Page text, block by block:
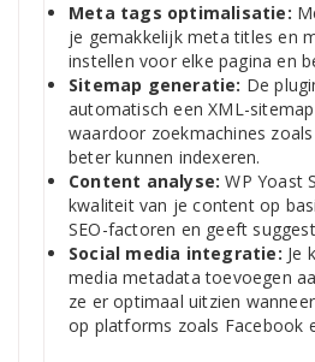
Meta tags optimalisatie:
je gemakkelijk meta titles en
instellen voor elke pagina en
Sitemap generatie: De
automatisch een XML-
waardoor zoekmachines
beter kunnen indexeren.
Content analyse: WP Yoast
kwaliteit van je content op
SEO-factoren en geeft
Social media integratie: Je
media metadata toevoegen
ze er optimaal uitzien
op platforms zoals Facebook